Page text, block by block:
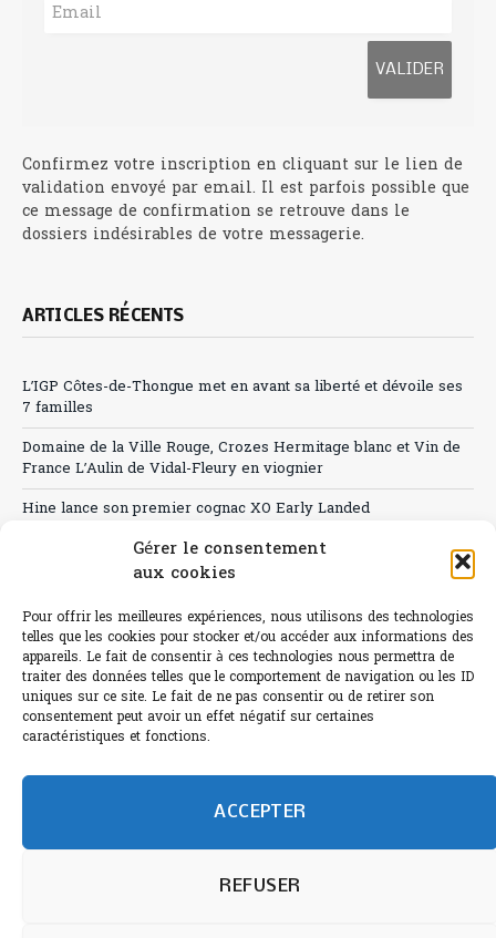
Gérer le consentement
aux cookies
Pour offrir les meilleures expériences, nous utilisons des technologies
telles que les cookies pour stocker et/ou accéder aux informations des
appareils. Le fait de consentir à ces technologies nous permettra de
traiter des données telles que le comportement de navigation ou les ID
uniques sur ce site. Le fait de ne pas consentir ou de retirer son
consentement peut avoir un effet négatif sur certaines
caractéristiques et fonctions.
ACCEPTER
REFUSER
Confirmez votre inscription en cliquant sur le lien de
validation envoyé par email. Il est parfois possible que
ce message de confirmation se retrouve dans le
dossiers indésirables de votre messagerie.
ARTICLES RÉCENTS
L’IGP Côtes-de-Thongue met en avant sa liberté et dévoile ses
7 familles
Domaine de la Ville Rouge, Crozes Hermitage blanc et Vin de
France L’Aulin de Vidal-Fleury en viognier
Hine lance son premier cognac XO Early Landed
Canicule : A quand le CHR à « l’heure espagnole » ?
Sélection de rosés 2026
L'abus d'alcool est dangereux pour la santé.
humain et 0% IA de Paris Bistro Editions - SARL de Presse -
Annoncer sur Paris-bistro